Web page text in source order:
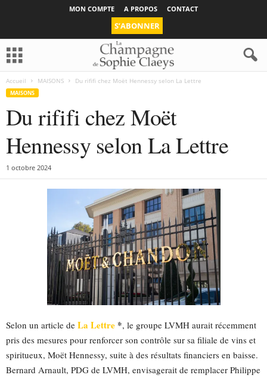
MON COMPTE A PROPOS CONTACT
S’ABONNER
Accueil MAISONS Du rififi chez Moët Hennessy selon La Lettre
MAISONS
Du rififi chez Moët
Hennessy selon La Lettre
1 octobre 2024
Selon un article de La Lettre *, le groupe LVMH aurait récemment
pris des mesures pour renforcer son contrôle sur sa filiale de vins et
spiritueux, Moët Hennessy, suite à des résultats financiers en baisse.
Bernard Arnault, PDG de LVMH, envisagerait de remplacer Philippe